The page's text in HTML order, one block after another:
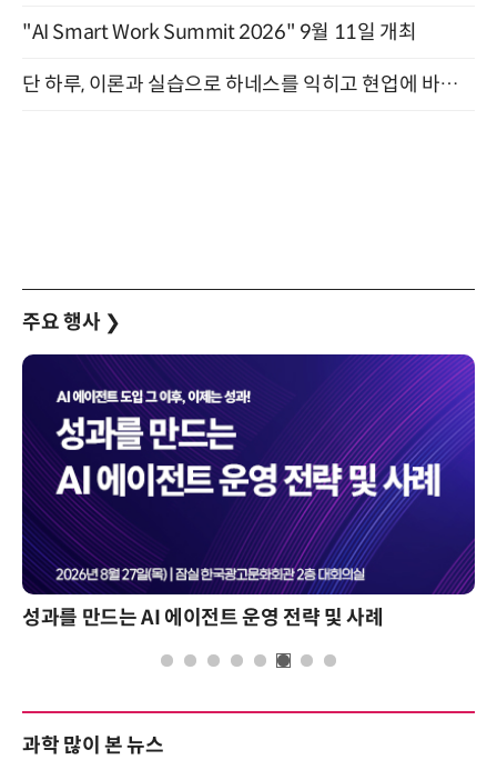
"AI Smart Work Summit 2026" 9월 11일 개최
단 하루, 이론과 실습으로 하네스를 익히고 현업에 바로 쓰는 핸즈온 워크숍 (8/20)
주요 행사 ❯
성과를 만드는 AI 에이전트 운영 전략 및 사례
과학 많이 본 뉴스